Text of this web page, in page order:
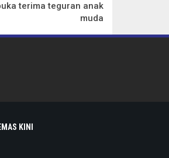
terima teguran anak
muda
KINI